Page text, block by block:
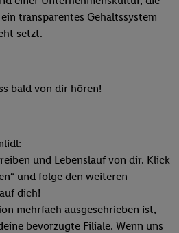
transparentes Gehaltssystem
setzt.
bald von dir hören!
und Lebenslauf von dir. Klick
und folge den weiteren
dich!
mehrfach ausgeschrieben ist,
bevorzugte Filiale. Wenn uns